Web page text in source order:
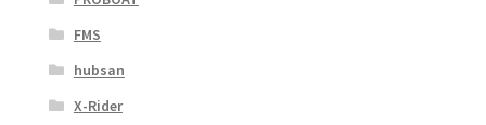
FMS
hubsan
X-Rider